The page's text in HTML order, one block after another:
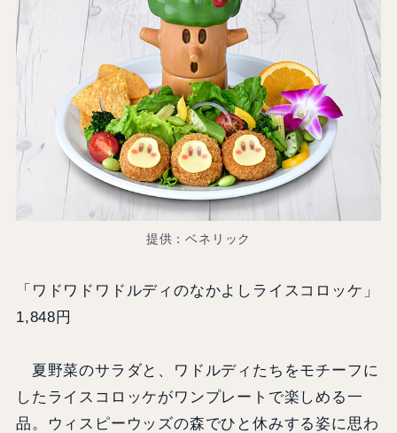
提供：ベネリック
「ワドワドワドルディのなかよしライスコロッケ」
1,848円
夏野菜のサラダと、ワドルディたちをモチーフに
したライスコロッケがワンプレートで楽しめる一
品。ウィスピーウッズの森でひと休みする姿に思わ